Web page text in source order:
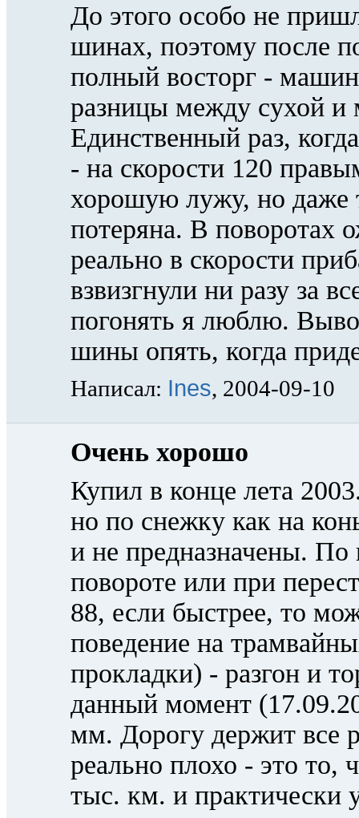
До этого особо не
шинах, поэтому после
полный восторг -
разницы между сухой и
Единственный раз,
- на скорости 120
хорошую лужу, но даже
потеряна. В поворотах
реально в скорости
взвизгнули ни разу за
погонять я люблю.
шины опять, когда
Написал: Ines, 2004-09-10
Очень хорошо
Купил в конце лета
но по снежку как на
и не предназначены.
повороте или при
88, если быстрее, то
поведение на
прокладки) - разгон и
данный момент
мм. Дорогу держит все
реально плохо - это то,
тыс. км. и практически